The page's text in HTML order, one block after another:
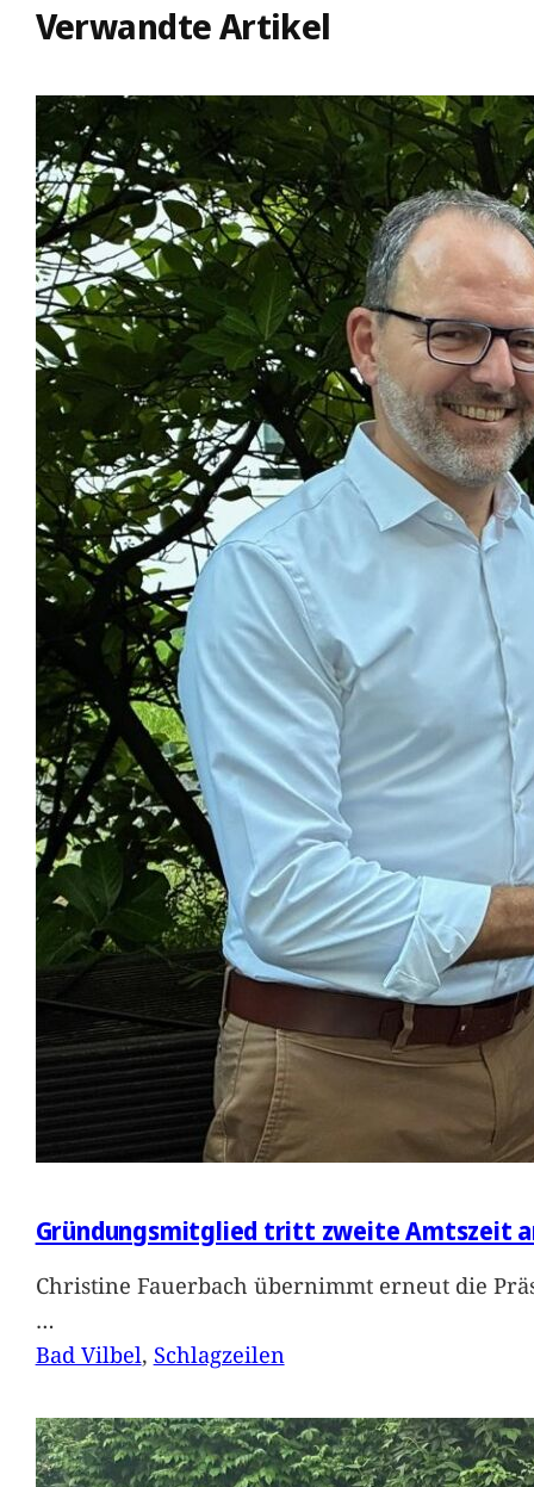
Verwandte Artikel
Gründungsmitglied tritt zweite Amtszeit
Christine Fauerbach übernimmt erneut die
…
Bad Vilbel, Schlagzeilen